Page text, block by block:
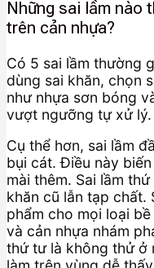
Những sai lầm nào
trên cản nhựa?
Có 5 sai lầm thường
dùng sai khăn, chọn
như nhựa sơn bóng
vượt ngưỡng tự xử lý.
Cụ thể hơn, sai lầm
bụi cát. Điều này
mài thêm. Sai lầm
khăn cũ lẫn tạp chất.
phẩm cho mọi loại
và cản nhựa nhám
thứ tư là không thử ở